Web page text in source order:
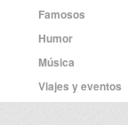
Famosos
Humor
Música
Viajes y eventos